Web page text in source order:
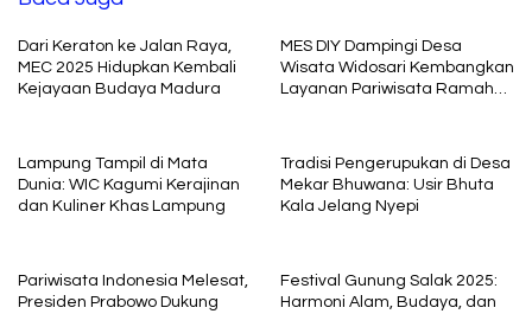
Dari Keraton ke Jalan Raya,
MEC 2025 Hidupkan Kembali
Kejayaan Budaya Madura
MES DIY Dampingi Desa
Wisata Widosari Kembangkan
Layanan Pariwisata Ramah
Lampung Tampil di Mata
Dunia: WIC Kagumi Kerajinan
dan Kuliner Khas Lampung
Tradisi Pengerupukan di Desa
Mekar Bhuwana: Usir Bhuta
Kala Jelang Nyepi
Pariwisata Indonesia Melesat,
Presiden Prabowo Dukung
Festival Gunung Salak 2025:
Harmoni Alam, Budaya, dan